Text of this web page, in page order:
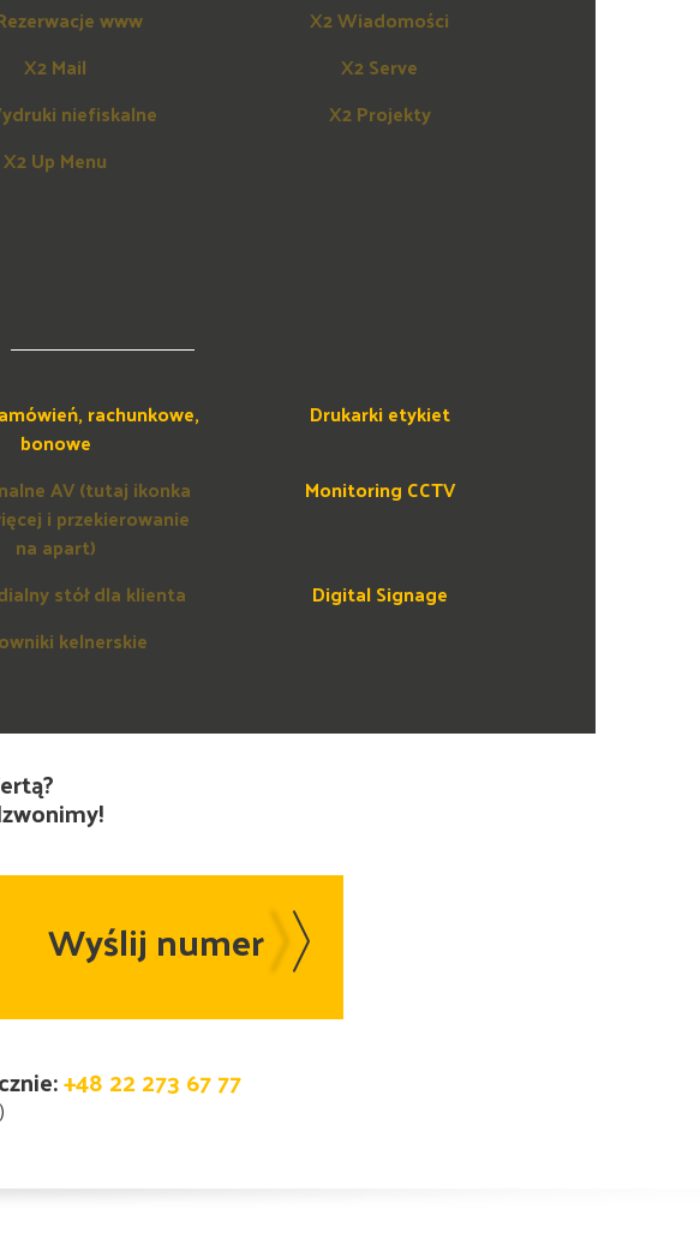
www
X2 Wiadomości
X2 Mail
X2 Serve
niefiskalne
X2 Projekty
X2 Up Menu
rachunkowe,
bonowe
Drukarki etykiet
AV (tutaj ikonka
i przekierowanie
na apart)
Monitoring CCTV
stół dla klienta
Digital Signage
kelnerskie
+48 22 273 67 77